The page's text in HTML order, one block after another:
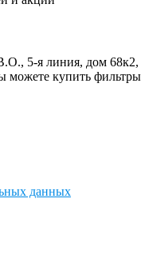
5-я линия, дом 68к2,
купить фильтры
данных